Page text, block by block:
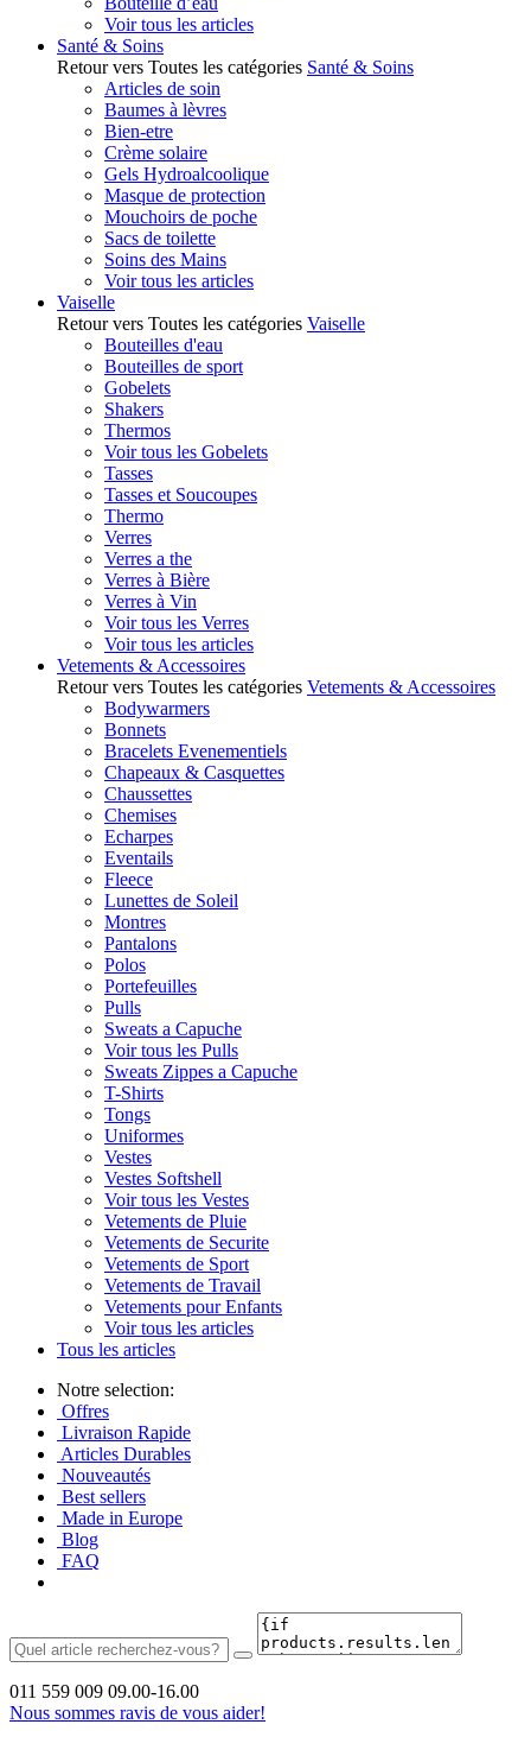
Voir tous les articles
Santé & Soins
Retour vers Toutes les catégories Santé & Soins
Articles de soin
Baumes à lèvres
Bien-etre
Crème solaire
Gels Hydroalcoolique
Masque de protection
Mouchoirs de poche
Sacs de toilette
Soins des Mains
Voir tous les articles
Vaiselle
Retour vers Toutes les catégories Vaiselle
Bouteilles d'eau
Bouteilles de sport
Gobelets
Shakers
Thermos
Voir tous les Gobelets
Tasses
Tasses et Soucoupes
Thermo
Verres
Verres a the
Verres à Bière
Verres à Vin
Voir tous les Verres
Voir tous les articles
Vetements & Accessoires
Retour vers Toutes les catégories Vetements & Accessoires
Bodywarmers
Bonnets
Bracelets Evenementiels
Chapeaux & Casquettes
Chaussettes
Chemises
Echarpes
Eventails
Fleece
Lunettes de Soleil
Montres
Pantalons
Polos
Portefeuilles
Pulls
Sweats a Capuche
Voir tous les Pulls
Sweats Zippes a Capuche
T-Shirts
Tongs
Uniformes
Vestes
Vestes Softshell
Voir tous les Vestes
Vetements de Pluie
Vetements de Securite
Vetements de Sport
Vetements de Travail
Vetements pour Enfants
Voir tous les articles
Tous les articles
Notre selection:
Offres
Livraison Rapide
Articles Durables
Nouveautés
Best sellers
Made in Europe
Blog
FAQ
011 559 009 09.00-16.00
Nous sommes ravis de vous aider!